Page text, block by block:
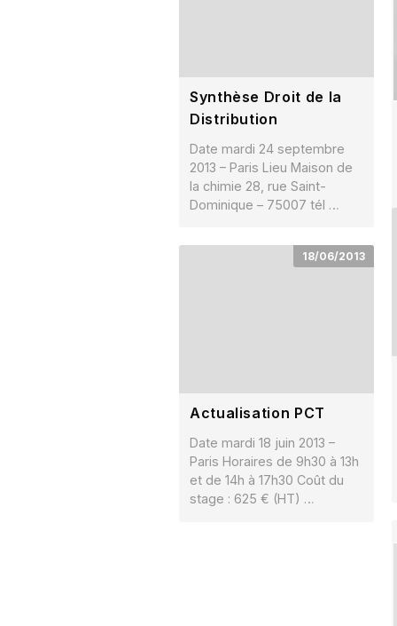
Synthèse Droit de la
Distribution
Date mardi 24 septembre
2013 – Paris Lieu Maison de
la chimie 28, rue Saint-
Dominique – 75007 tél …
18/06/2013
Actualisation PCT
Date mardi 18 juin 2013 –
Paris Horaires de 9h30 à 13h
et de 14h à 17h30 Coût du
stage : 625 € (HT) …